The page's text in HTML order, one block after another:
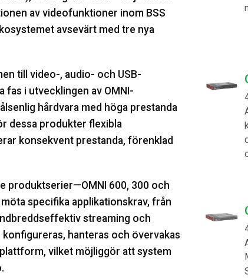
av videofunktioner inom BSS
avsevärt med tre nya
till video-, audio- och USB-
i utvecklingen av OMNI-
hårdvara med höga prestanda
dessa produkter flexibla
konsekvent prestanda, förenklad
produktserier—OMNI 600, 300 och
specifika applikationskrav, från
streaming och
hanteras och övervakas
vilket möjliggör att system